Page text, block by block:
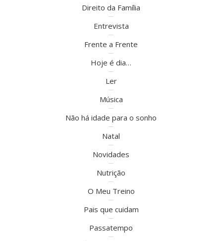
Direito da Família
Entrevista
Frente a Frente
Hoje é dia…
Ler
Música
Não há idade para o sonho
Natal
Novidades
Nutrição
O Meu Treino
Pais que cuidam
Passatempo